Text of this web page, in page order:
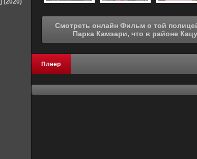
Смотреть онлайн Фильм о той полицейской будке, которая стоит напротив
Плеер